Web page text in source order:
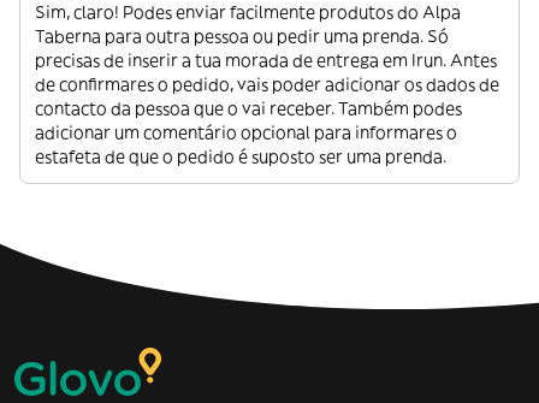
Sim, claro! Podes enviar facilmente produtos do Alpa
Taberna para outra pessoa ou pedir uma prenda. Só
precisas de inserir a tua morada de entrega em Irun. Antes
de confirmares o pedido, vais poder adicionar os dados de
contacto da pessoa que o vai receber. Também podes
adicionar um comentário opcional para informares o
estafeta de que o pedido é suposto ser uma prenda.